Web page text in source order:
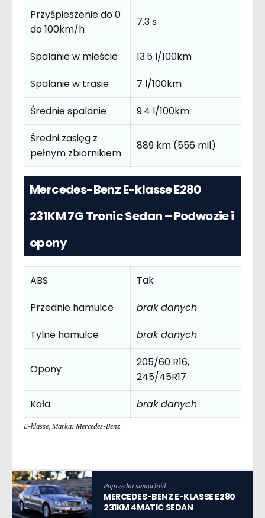
Przyśpieszenie do 0
do 100km/h
7.3 s
Spalanie w mieście
13.5 l/100km
Spalanie w trasie
7 l/100km
Średnie spalanie
9.4 l/100km
Średni zasięg z
pełnym zbiornikiem
889 km (556 mil)
Mercedes-Benz E-klasse E280
231KM 7G Tronic Sedan – Podwozie i
opony
ABS
Tak
Przednie hamulce
brak danych
Tylne hamulce
brak danych
Opony
205/60 R16,
245/45R17
Koła
brak danych
E-klasse, Marka: Mercedes-Benz
Poprzedni samochód
MERCEDES-BENZ E-KLASSE E280
231KM 4MATIC SEDAN